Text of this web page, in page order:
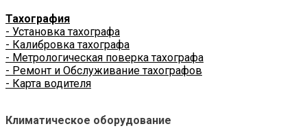
Тахография
- Установка тахографа
- Калибровка тахографа
- Метрологическая поверка тахографа
- Ремонт и Обслуживание тахографов
- Карта водителя
Климатическое оборудование